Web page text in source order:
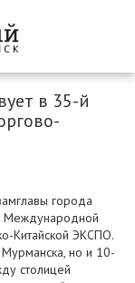
в 35-й
города
Международной
Китайской ЭКСПО.
но и 10-
столицей